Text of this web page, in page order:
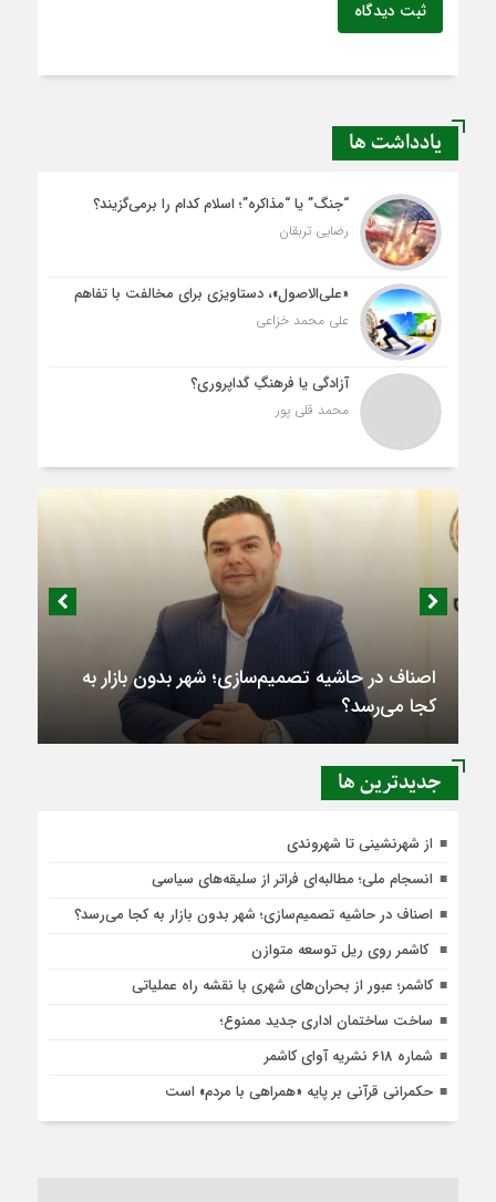
ثبت دیدگاه
یادداشت ها
“جنگ” یا “مذاکره”؛ اسلام کدام را برمی‌گزیند؟
رضایی تربقان
«علی‌الاصول»، دستاویزی برای مخالفت با تفاهم
علی محمد خزاعی
آزادگی یا فرهنگِ گداپروری؟
محمد قلی پور
اصناف در حاشیه تصمیم‌سازی؛ شهر بدون بازار به
کجا می‌رسد؟
جديدترين ها
از شهرنشینی تا شهروندی
انسجام ملی؛ مطالبه‌ای فراتر از سلیقه‌های سیاسی
اصناف در حاشیه تصمیم‌سازی؛ شهر بدون بازار به کجا می‌رسد؟
کاشمر روی ریل توسعه متوازن
کاشمر؛ عبور از بحران‌های شهری با نقشه راه عملیاتی
ساخت ساختمان اداری جدید ممنوع؛
شماره 618 نشریه آوای کاشمر
حکمرانی قرآنی بر پایه «همراهی با مردم» است